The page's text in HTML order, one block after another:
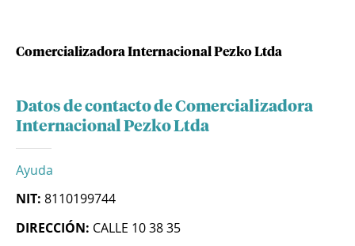
Comercializadora Internacional Pezko Ltda
Datos de contacto de Comercializadora
Internacional Pezko Ltda
Ayuda
NIT: 8110199744
DIRECCIÓN: CALLE 10 38 35